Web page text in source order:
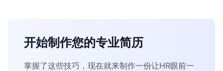
开始制作您的专业简历
掌握了这些技巧，现在就来制作一份让HR眼前一